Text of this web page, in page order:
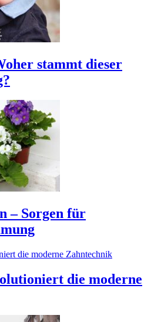
stammt dieser
– Sorgen für
die moderne